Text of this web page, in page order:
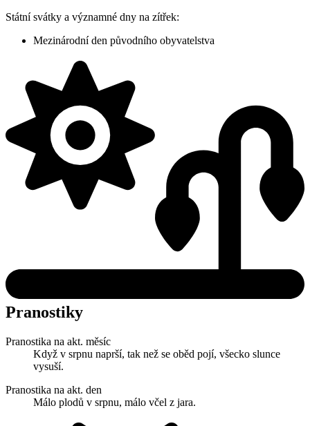
Státní svátky a významné dny na zítřek:
Mezinárodní den původního obyvatelstva
Pranostiky
Pranostika na akt. měsíc
Když v srpnu naprší, tak než se oběd pojí, všecko slunce
vysuší.
Pranostika na akt. den
Málo plodů v srpnu, málo včel z jara.